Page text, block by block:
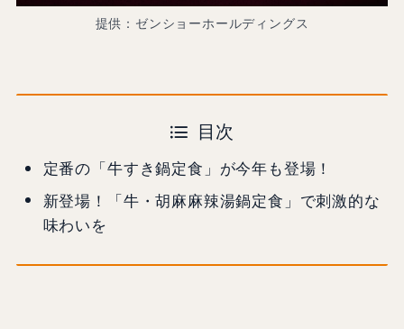
提供：ゼンショーホールディングス
目次
定番の「牛すき鍋定食」が今年も登場！
新登場！「牛・胡麻麻辣湯鍋定食」で刺激的な
味わいを